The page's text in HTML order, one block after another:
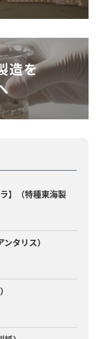
】（特種東海製
タリス）